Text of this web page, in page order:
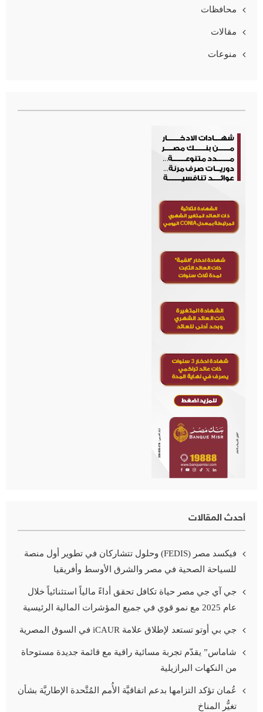
محافظات
مقالات
منوعات
أحدث المقالات
فيكسد مصر (FEDIS) وحلول تتشاركان في تطوير أول منصة
للسياحة الصحية في مصر والشرق الأوسط وأفريقيا
جي آي جي مصر حياة تكافل تحقق أداءً مالياً استثنائياً خلال
عام 2025 مع نمو قوي في جميع المؤشرات المالية الرئيسية
جي بي أوتو تستعد لإطلاق علامة iCAUR في السوق المصرية
شاماس” يقدّم تجربة مسائية راقية مع قائمة جديدة مستوحاة
من النكهات البرازيلية
عُمان تؤكد التزامها بدعم اتفاقيَّة الأُمم المُتَّحدة الإطاريَّة بشأن
تغيُّر المناخ